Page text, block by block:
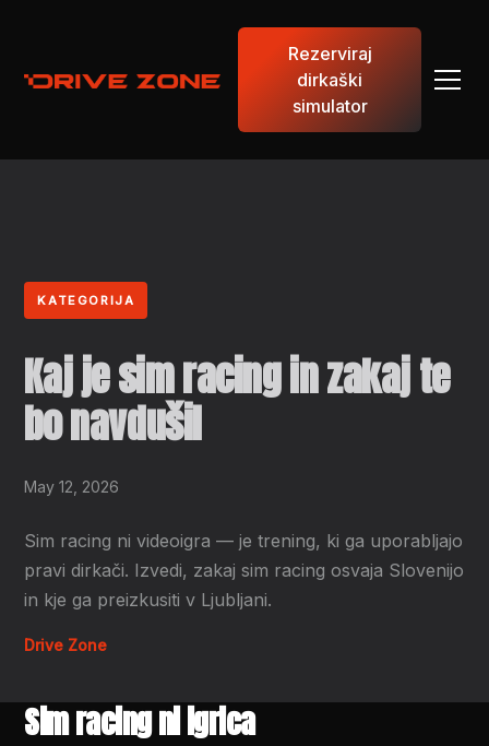
Rezerviraj
dirkaški
simulator
KATEGORIJA
Kaj je sim racing in zakaj te
bo navdušil
May 12, 2026
Sim racing ni videoigra — je trening, ki ga uporabljajo
pravi dirkači. Izvedi, zakaj sim racing osvaja Slovenijo
in kje ga preizkusiti v Ljubljani.
Drive Zone
Sim racing ni igrica